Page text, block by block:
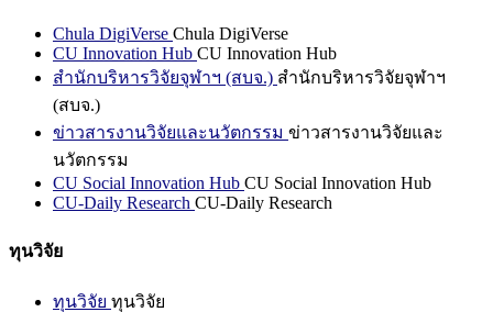
Chula DigiVerse Chula DigiVerse
CU Innovation Hub CU Innovation Hub
สำนักบริหารวิจัยจุฬาฯ (สบจ.) สำนักบริหารวิจัยจุฬาฯ
(สบจ.)
ข่าวสารงานวิจัยและนวัตกรรม ข่าวสารงานวิจัยและ
นวัตกรรม
CU Social Innovation Hub CU Social Innovation Hub
CU-Daily Research CU-Daily Research
ทุนวิจัย
ทุนวิจัย ทุนวิจัย